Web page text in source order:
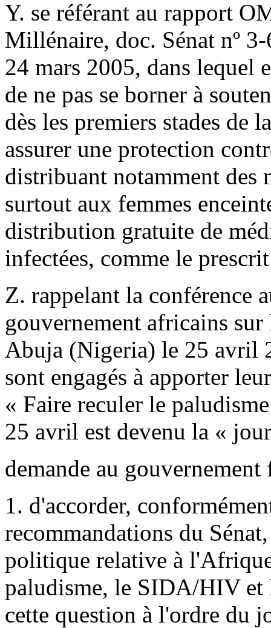
Y. se référant au rapport
Millénaire, doc. Sénat nº
24 mars 2005, dans lequel
de ne pas se borner à
dès les premiers stades de
assurer une protection
distribuant notamment des
surtout aux femmes
distribution gratuite de
infectées, comme le
Z. rappelant la conférence
gouvernement africains
Abuja (Nigeria) le 25 avril
sont engagés à apporter
« Faire reculer le
25 avril est devenu la «
demande au gouvernement
1. d'accorder,
recommandations du
politique relative à
paludisme, le SIDA/HIV et
cette question à l'ordre du